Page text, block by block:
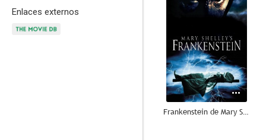
Enlaces externos
Frankenstein de Mary Shelley